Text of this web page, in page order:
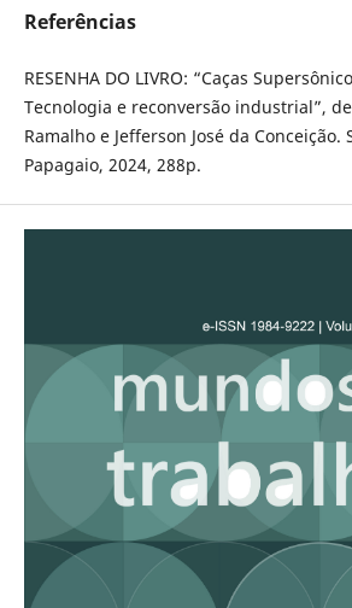
Referências
RESENHA DO LIVRO: “Caças
Tecnologia e reconversão industrial”,
Ramalho e Jefferson José da Conceição.
Papagaio, 2024, 288p.